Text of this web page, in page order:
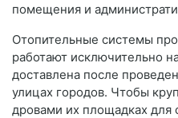
помещения и
Отопительные системы
работают исключительно
доставлена после
улицах городов. Чтобы
дровами их площадках для